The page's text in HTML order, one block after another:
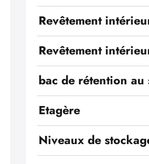
Revêtement
Revêtement
bac de rétention au
Etagère
Niveaux de